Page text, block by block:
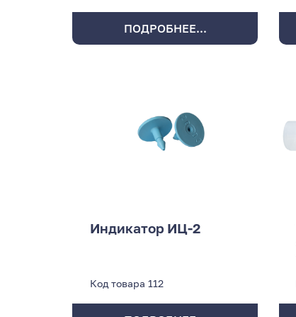
ПОДРОБНЕЕ...
Индикатор ИЦ-2
Код товара 112